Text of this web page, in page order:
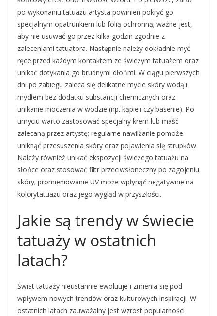
po wykonaniu tatuażu artysta powinien pokryć go
specjalnym opatrunkiem lub folią ochronną; ważne jest,
aby nie usuwać go przez kilka godzin zgodnie z
zaleceniami tatuatora. Następnie należy dokładnie myć
ręce przed każdym kontaktem ze świeżym tatuażem oraz
unikać dotykania go brudnymi dłońmi. W ciągu pierwszych
dni po zabiegu zaleca się delikatne mycie skóry wodą i
mydłem bez dodatku substancji chemicznych oraz
unikanie moczenia w wodzie (np. kąpieli czy basenie). Po
umyciu warto zastosować specjalny krem lub maść
zalecaną przez artystę; regularne nawilżanie pomoże
uniknąć przesuszenia skóry oraz pojawienia się strupków.
Należy również unikać ekspozycji świeżego tatuażu na
słońce oraz stosować filtr przeciwsłoneczny po zagojeniu
skóry; promieniowanie UV może wpłynąć negatywnie na
kolorytatuażu oraz jego wygląd w przyszłości.
Jakie są trendy w świecie
tatuaży w ostatnich
latach?
Świat tatuaży nieustannie ewoluuje i zmienia się pod
wpływem nowych trendów oraz kulturowych inspiracji. W
ostatnich latach zauważalny jest wzrost popularności